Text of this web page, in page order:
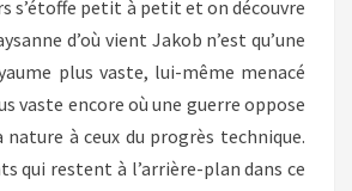
s’étoffe petit à petit et on découvre
d’où vient Jakob n’est qu’une
plus vaste, lui-même menacé
vaste encore où une guerre oppose
à ceux du progrès technique.
qui restent à l’arrière-plan dans ce